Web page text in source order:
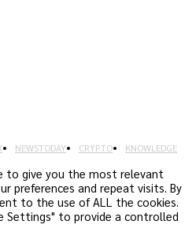
NEWSTODAY CRYPTO KNOWLEDGE
to give you the most relevant
preferences and repeat visits. By
to the use of ALL the cookies.
Settings" to provide a controlled